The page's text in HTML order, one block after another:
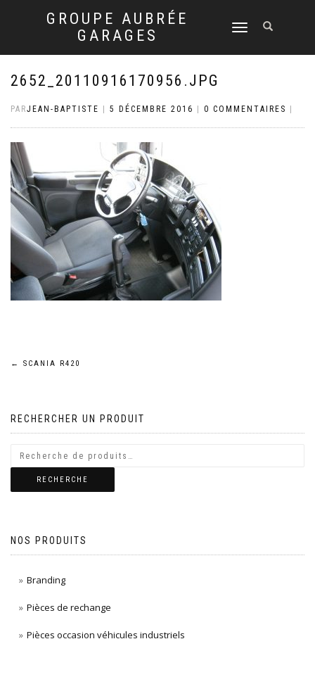
GROUPE AUBRÉE
GARAGES
DÉPLIER
NAVIGATION
2652_20110916170956.JPG
PARJEAN-BAPTISTE 5 DÉCEMBRE 2016 0 COMMENTAIRES
Navigation
l’article
← SCANIA R420
RECHERCHER UN PRODUIT
RECHERCHE
NOS PRODUITS
Branding
Pièces de rechange
Pièces occasion véhicules industriels